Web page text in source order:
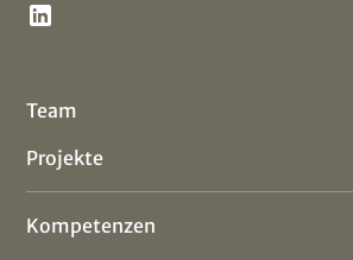
Team
Projekte
Kompetenzen